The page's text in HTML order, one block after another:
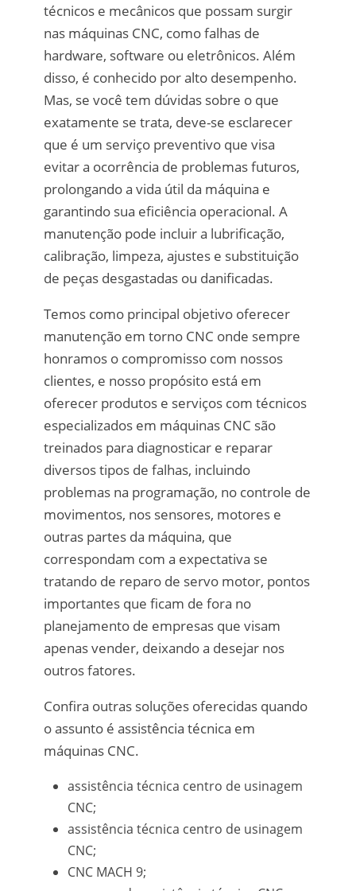
técnicos e mecânicos que possam surgir
nas máquinas CNC, como falhas de
hardware, software ou eletrônicos. Além
disso, é conhecido por alto desempenho.
Mas, se você tem dúvidas sobre o que
exatamente se trata, deve-se esclarecer
que é um serviço preventivo que visa
evitar a ocorrência de problemas futuros,
prolongando a vida útil da máquina e
garantindo sua eficiência operacional. A
manutenção pode incluir a lubrificação,
calibração, limpeza, ajustes e substituição
de peças desgastadas ou danificadas.
Temos como principal objetivo oferecer
manutenção em torno CNC onde sempre
honramos o compromisso com nossos
clientes, e nosso propósito está em
oferecer produtos e serviços com técnicos
especializados em máquinas CNC são
treinados para diagnosticar e reparar
diversos tipos de falhas, incluindo
problemas na programação, no controle de
movimentos, nos sensores, motores e
outras partes da máquina, que
correspondam com a expectativa se
tratando de reparo de servo motor, pontos
importantes que ficam de fora no
planejamento de empresas que visam
apenas vender, deixando a desejar nos
outros fatores.
Confira outras soluções oferecidas quando
o assunto é assistência técnica em
máquinas CNC.
assistência técnica centro de usinagem
CNC;
assistência técnica centro de usinagem
CNC;
CNC MACH 9;